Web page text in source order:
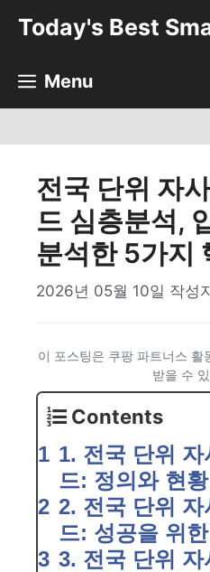
뛰
Today's Best
Menu
전국 단위 자
드 심층분석,
분석한 5가지
2026년 05월 10일 작성
이 포스팅은 쿠팡 파트너스 활
받을 수
Contents
1. 전국 단위 자
드: 정의와 현황
2. 전국 단위 자
드: 성공을 위
3. 전국 단위 자